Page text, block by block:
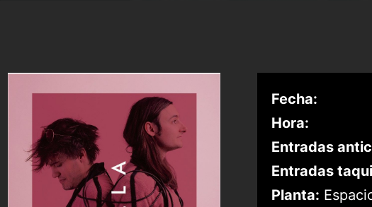
Fecha:
Hora:
Entradas
Entradas
Planta: